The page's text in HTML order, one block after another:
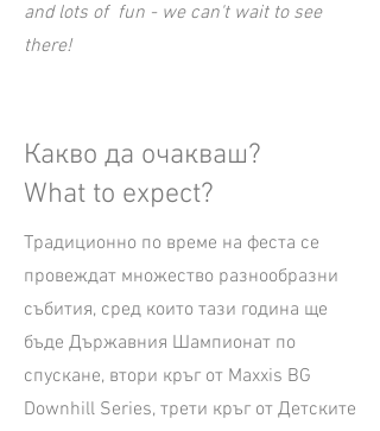
and lots of fun - we can't wait to see
there!
Какво да очакваш?
What to expect?
Традиционно по време на феста се
провеждат множество разнообразни
събития, сред които тази година ще
бъде Държавния Шампионат по
спускане, втори кръг от Maxxis BG
Downhill Series, трети кръг от Детските